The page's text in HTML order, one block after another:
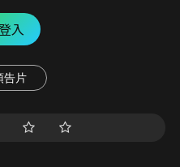
入
告片